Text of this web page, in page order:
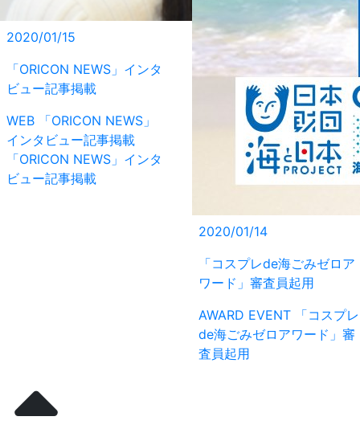
2020/01/15
「ORICON NEWS」インタ
ビュー記事掲載
WEB
「ORICON NEWS」
インタビュー記事掲載
「ORICON NEWS」インタ
ビュー記事掲載
2020/01/14
「コスプレde海ごみゼロア
ワード」審査員起用
AWARD EVENT
「コスプレ
de海ごみゼロアワード」審
査員起用